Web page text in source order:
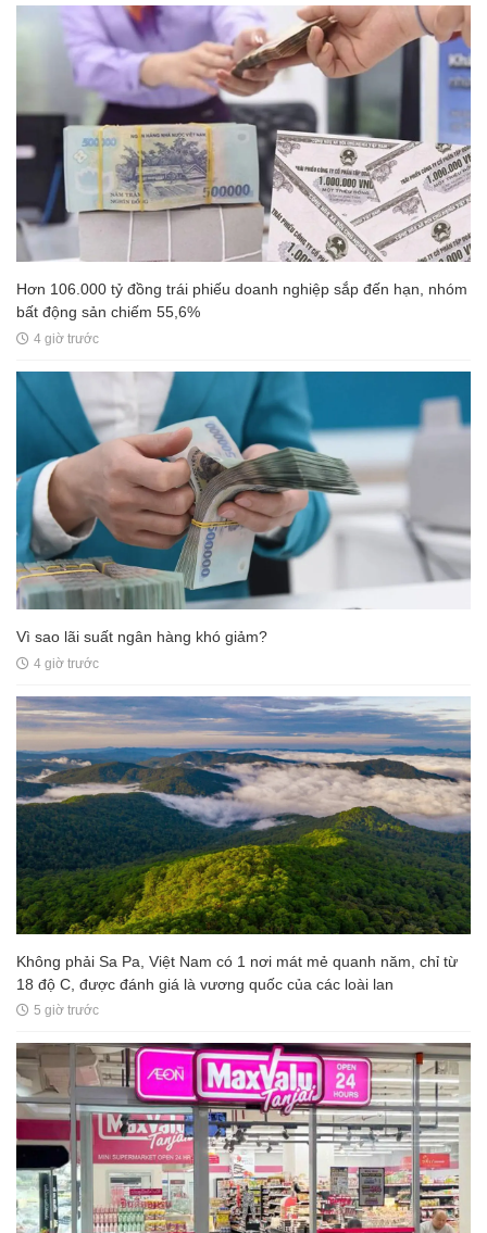
Hơn 106.000 tỷ đồng trái phiếu doanh nghiệp sắp đến hạn, nhóm
bất động sản chiếm 55,6%
4 giờ trước
Vì sao lãi suất ngân hàng khó giảm?
4 giờ trước
Không phải Sa Pa, Việt Nam có 1 nơi mát mẻ quanh năm, chỉ từ
18 độ C, được đánh giá là vương quốc của các loài lan
5 giờ trước